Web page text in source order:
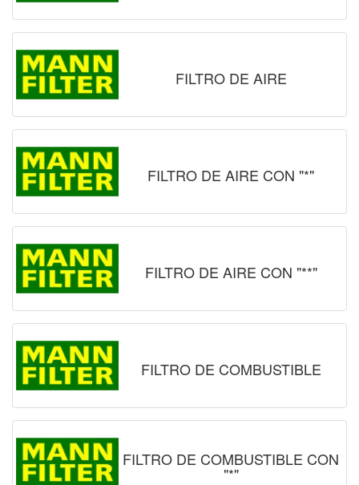
FILTRO DE AIRE
FILTRO DE AIRE CON "*"
FILTRO DE AIRE CON "**"
FILTRO DE COMBUSTIBLE
FILTRO DE COMBUSTIBLE CON
"*"